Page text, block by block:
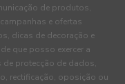
de produtos,
e ofertas
dicas de decoração e
que posso exercer a
protecção de dados,
rectificação, oposição ou